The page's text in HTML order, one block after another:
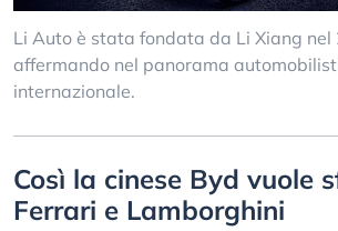
Li Auto è stata fondata da Li Xiang nel
affermando nel panorama
internazionale.
Così la cinese Byd vuole
Ferrari e Lamborghini